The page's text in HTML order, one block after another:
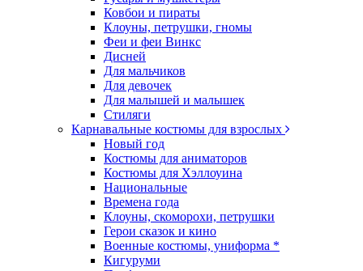
Ковбои и пираты
Клоуны, петрушки, гномы
Феи и феи Винкс
Дисней
Для мальчиков
Для девочек
Для малышей и малышек
Стиляги
Карнавальные костюмы для взрослых
Новый год
Костюмы для аниматоров
Костюмы для Хэллоуина
Национальные
Времена года
Клоуны, скоморохи, петрушки
Герои сказок и кино
Военные костюмы, униформа *
Кигуруми